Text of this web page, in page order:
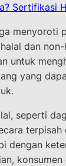
Sertifikasi
menyoroti
dan
untuk
yang
seperti
terpisah
dengan